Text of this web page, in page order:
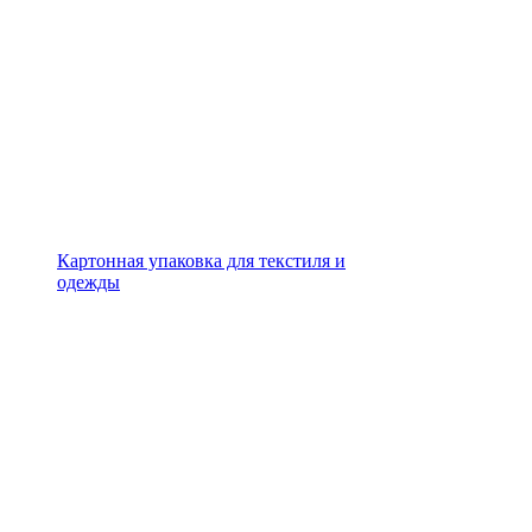
Картонная упаковка для текстиля и
одежды